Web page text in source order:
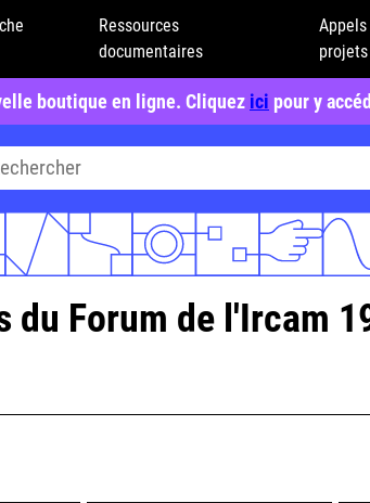
Ressources
documentaires
Appels
projets
boutique en ligne. Cliquez ici pour y
du Forum de l'Ircam